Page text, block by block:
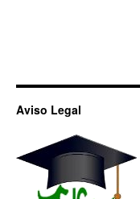
Aviso Legal